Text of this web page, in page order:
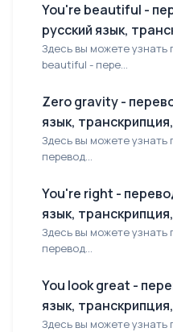
You're beautiful -
русский язык,
Здесь вы можете узнать
beautiful - пере...
Zero gravity -
язык,
Здесь вы можете
перевод...
You're right -
язык,
Здесь вы можете
перевод...
You look great -
язык,
Здесь вы можете узнать